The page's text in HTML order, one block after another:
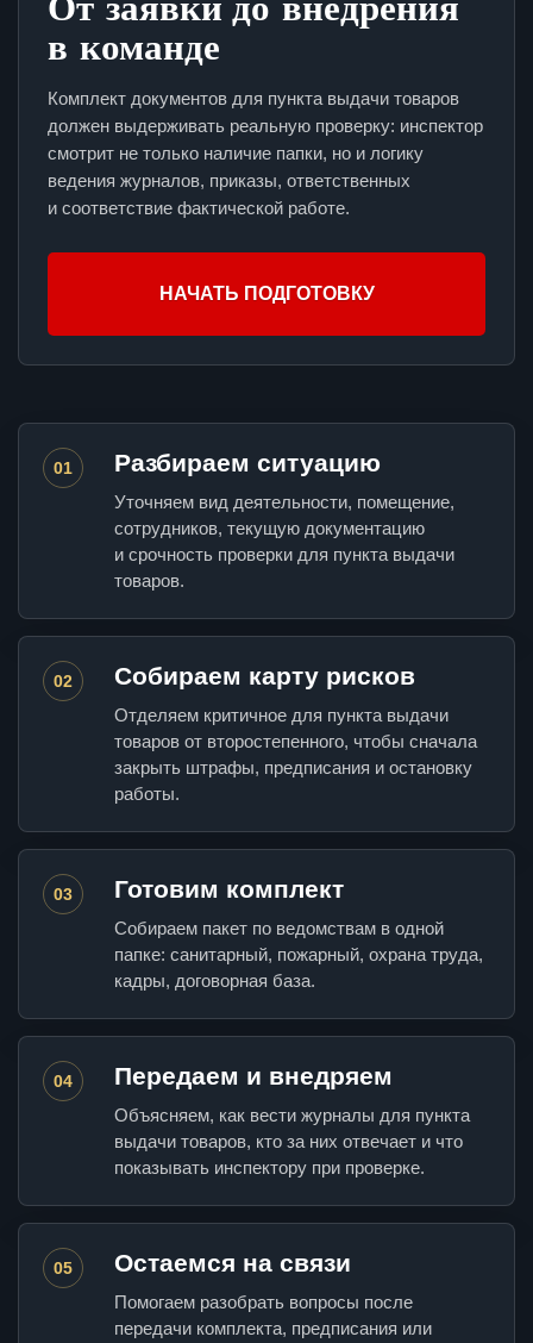
в команде
Комплект документов для пункта выдачи товаров
должен выдерживать реальную проверку: инспектор
смотрит не только наличие папки, но и логику
ведения журналов, приказы, ответственных
и соответствие фактической работе.
НАЧАТЬ ПОДГОТОВКУ
01 Разбираем ситуацию
Уточняем вид деятельности, помещение,
сотрудников, текущую документацию
и срочность проверки для пункта выдачи
товаров.
02 Собираем карту рисков
Отделяем критичное для пункта выдачи
товаров от второстепенного, чтобы сначала
закрыть штрафы, предписания и остановку
работы.
03 Готовим комплект
Собираем пакет по ведомствам в одной
папке: санитарный, пожарный, охрана труда,
кадры, договорная база.
04 Передаем и внедряем
Объясняем, как вести журналы для пункта
выдачи товаров, кто за них отвечает и что
показывать инспектору при проверке.
05 Остаемся на связи
Помогаем разобрать вопросы после
передачи комплекта, предписания или